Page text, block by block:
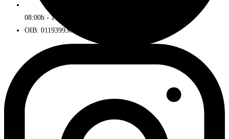
08:00h - 16:00h
OIB: 01193993672